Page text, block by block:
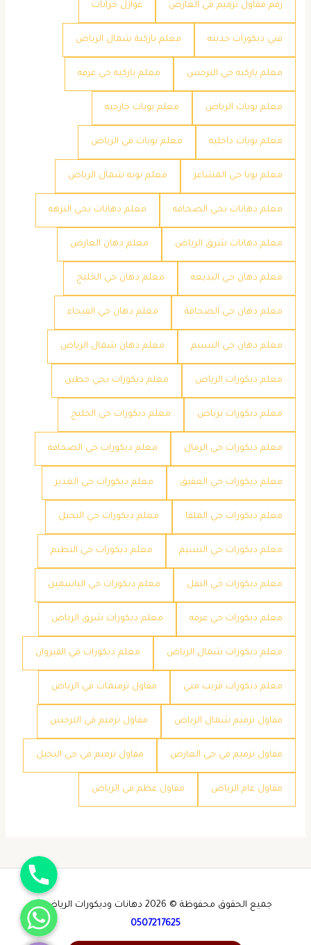
رقم مقاول ترميم في العارض عوازل خزانات
فني ديكورات حديثه معلم باركية شمال الرياض
معلم باركيه حي النرجس معلم باركيه حي عرقه
معلم بويات الرياض معلم بويات خارجيه
معلم بويات داخليه معلم بويات في الرياض
معلم بويا حي المشاعر معلم بويه شمال الرياض
معلم دهانات بحي الصحافه معلم دهانات بحي النزهه
معلم دهانات شرق الرياض معلم دهان العارض
معلم دهان حي البديعه معلم دهان حي الخليج
معلم دهان حي الصحافة معلم دهان حي الفيحاء
معلم دهان حي النسيم معلم دهان شمال الرياض
معلم ديكورات الرياض معلم ديكورات بحي حطين
معلم ديكورات برياض معلم ديكورات حي الخليج
معلم ديكورات حي الرمال معلم ديكورات حي الصحافة
معلم ديكورات حي العقيق معلم ديكورات حي الغدير
معلم ديكورات حي الملقا معلم ديكورات حي النخيل
معلم ديكورات حي النسيم معلم ديكورات حي النظيم
معلم ديكورات حي النفل معلم ديكورات حي الياسمين
معلم ديكورات حي عرقه معلم ديكورات شرق الرياض
معلم ديكورات شمال الرياض معلم ديكورات في القيروان
معلم ديكورات قريب مني مقاول ترميمات في الرياض
مقاول ترميم شمال الرياض مقاول ترميم في النرجس
مقاول ترميم في حي العارض مقاول ترميم في حي النخيل
مقاول عام الرياض مقاول عظم في الرياض
جميع الحقوق محفوظة © 2026 دهانات وديكورات الرياض -
0507217625
جوال
واتساب